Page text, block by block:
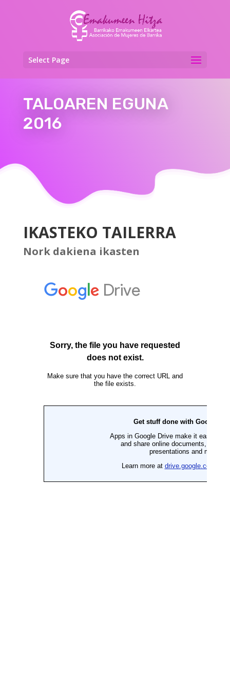
Select Page
TALOAREN EGUNA
2016
IKASTEKO TAILERRA
Nork dakiena ikasten